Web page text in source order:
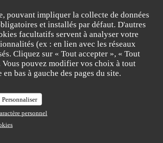
pouvant impliquer la collecte de données
et installés par défaut. D'autres
facultatifs servent à analyser votre
(ex : en lien avec les réseaux
Cliquez sur « Tout accepter », « Tout
Vous pouvez modifier vos choix à tout
bas à gauche des pages du site.
Personnaliser
personnel
un très bon moment dans cet
!